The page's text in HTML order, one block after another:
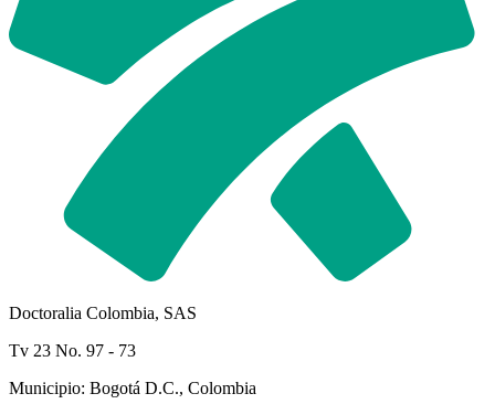
Doctoralia Colombia, SAS
Tv 23 No. 97 - 73
Municipio: Bogotá D.C., Colombia